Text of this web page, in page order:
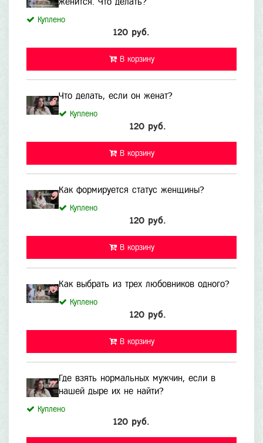
Куплено
120 руб.
В корзину
Что делать, если он женат?
Куплено
120 руб.
В корзину
Как формируется статус женщины?
Куплено
120 руб.
В корзину
Как выбрать из трех любовников одного?
Куплено
120 руб.
В корзину
Где взять нормальных мужчин, если в
нашей дыре их не найти?
Куплено
120 руб.